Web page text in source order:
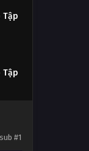
Tập
Tập
#1
Tập